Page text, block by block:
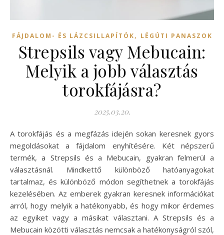
FÁJDALOM- ÉS LÁZCSILLAPÍTÓK, LÉGÚTI PANASZOK
Strepsils vagy Mebucain:
Melyik a jobb választás
torokfájásra?
2025.03.20.
A torokfájás és a megfázás idején sokan keresnek gyors
megoldásokat a fájdalom enyhítésére. Két népszerű
termék, a Strepsils és a Mebucain, gyakran felmerül a
választásnál. Mindkettő különböző hatóanyagokat
tartalmaz, és különböző módon segíthetnek a torokfájás
kezelésében. Az emberek gyakran keresnek információkat
arról, hogy melyik a hatékonyabb, és hogy mikor érdemes
az egyiket vagy a másikat választani. A Strepsils és a
Mebucain közötti választás nemcsak a hatékonyságról szól,